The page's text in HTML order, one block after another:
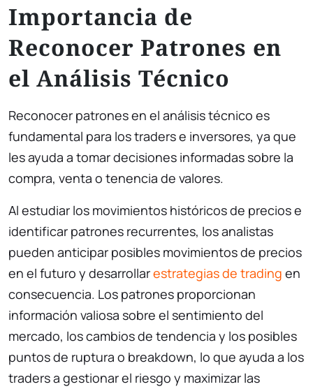
Importancia de
Reconocer Patrones en
el Análisis Técnico
Reconocer patrones en el análisis técnico es
fundamental para los traders e inversores, ya que
les ayuda a tomar decisiones informadas sobre la
compra, venta o tenencia de valores.
Al estudiar los movimientos históricos de precios e
identificar patrones recurrentes, los analistas
pueden anticipar posibles movimientos de precios
en el futuro y desarrollarestrategias de trading en
consecuencia. Los patrones proporcionan
información valiosa sobre el sentimiento del
mercado, los cambios de tendencia y los posibles
puntos de ruptura o breakdown, lo que ayuda a los
traders a gestionar el riesgo y maximizar las